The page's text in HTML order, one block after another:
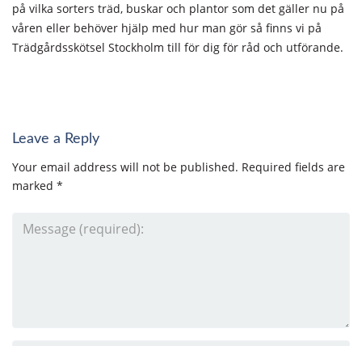
på vilka sorters träd, buskar och plantor som det gäller nu på
våren eller behöver hjälp med hur man gör så finns vi på
Trädgårdsskötsel Stockholm till för dig för råd och utförande.
Leave a Reply
Your email address will not be published. Required fields are
marked *